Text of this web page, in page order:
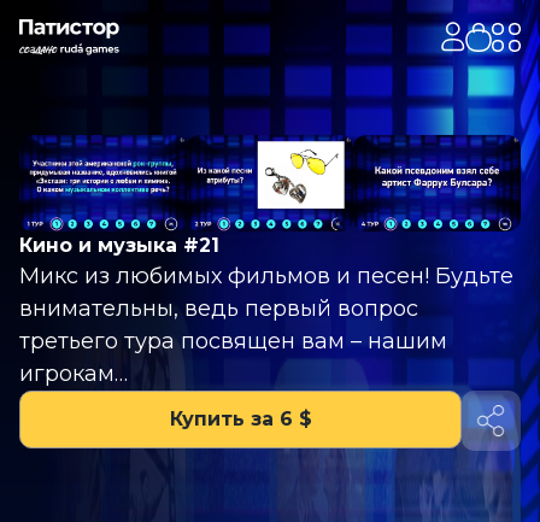
Кино и музыка #21
Микс из любимых фильмов и песен! Будьте
внимательны, ведь первый вопрос
третьего тура посвящен вам – нашим
игрокам…
Купить за 6 $